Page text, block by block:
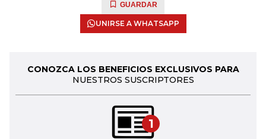
GUARDAR
UNIRSE A WHATSAPP
CONOZCA LOS BENEFICIOS EXCLUSIVOS PARA
NUESTROS SUSCRIPTORES
1